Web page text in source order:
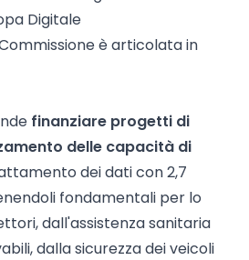
Digitale
è articolata in
finanziare progetti di
delle capacità di
dei dati con 2,7
fondamentali per lo
dall'assistenza sanitaria
dalla sicurezza dei veicoli